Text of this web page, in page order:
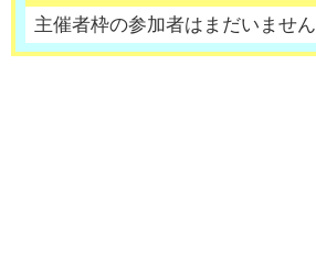
主催者枠の参加者はまだいません